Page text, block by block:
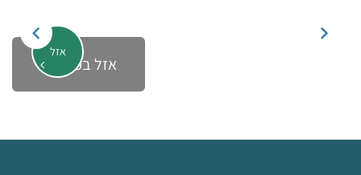
אזל
אזל במלאי